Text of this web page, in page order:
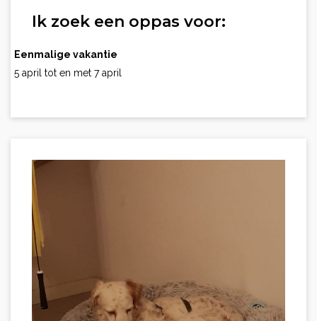
Ik zoek een oppas voor:
Eenmalige vakantie
5 april tot en met 7 april